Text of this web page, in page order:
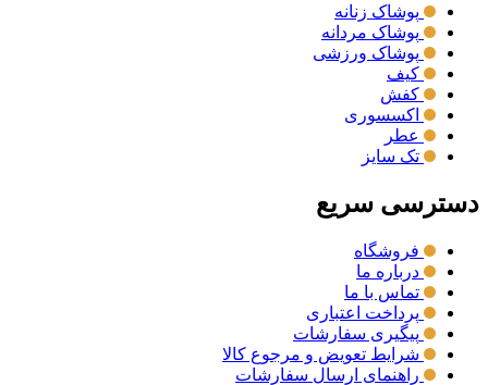
پوشاک زنانه
پوشاک مردانه
پوشاک ورزشی
کیف
کفش
اکسسوری
عطر
تک سایز
دسترسی سریع
فروشگاه
درباره ما
تماس با ما
پرداخت اعتباری
پیگیری سفارشات
شرایط تعویض و مرجوع کالا
راهنمای ارسال سفارشات